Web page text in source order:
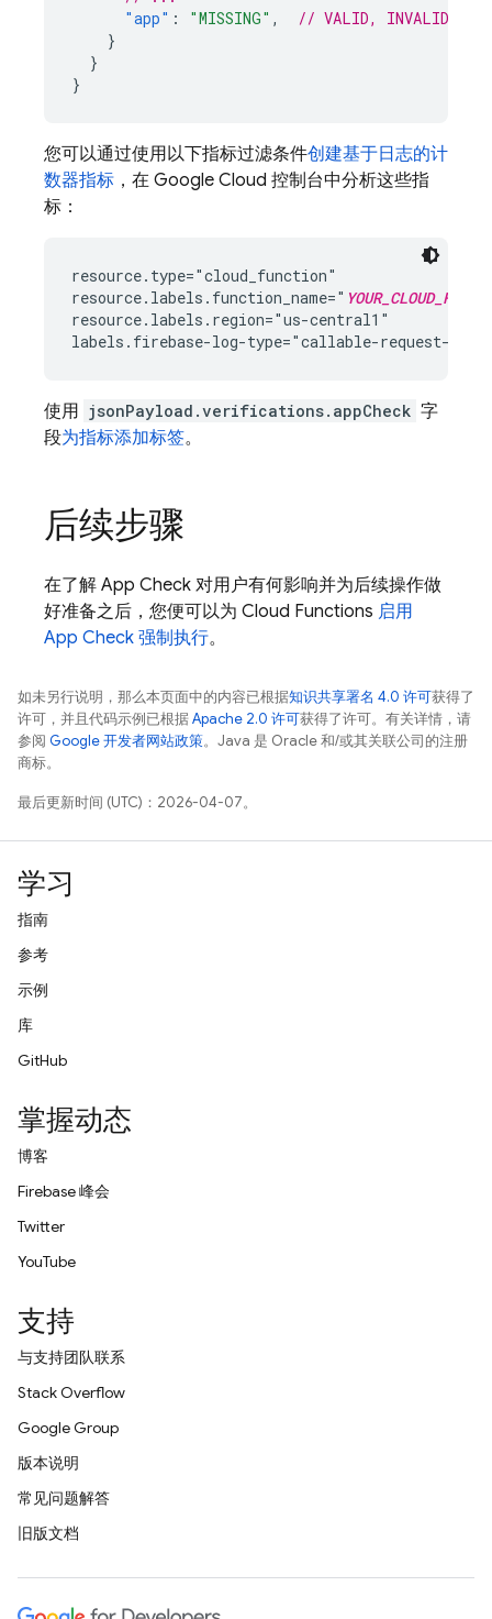
"app" : "MISSING" ,
// VALID, INVALID, or
}
}
}
您可以通过使用以下指标过滤条件创建基于日志的计
数器指标 ，在 Google Cloud 控制台中分析这些指
标：
resource.type="cloud_function"
resource.labels.function_name="
resource.labels.region="us-central1"
使用 jsonPayload.verifications.appCheck 字
段为指标添加标签。
后续步骤
在了解 App Check 对用户有何影响并为后续操作做
好准备之后，您便可以为 Cloud Functions 启用
App Check 强制执行。
如未另行说明，那么本页面中的内容已根据知识共享署名 4.0 许可获得了
许可，并且代码示例已根据Apache 2.0 许可获得了许可。有关详情，请
参阅 Google 开发者网站政策。Java 是 Oracle 和/或其关联公司的注册
商标。
最后更新时间 (UTC)：2026-04-07。
学习
指南
参考
示例
库
GitHub
掌握动态
博客
Firebase 峰会
Twitter
YouTube
支持
与支持团队联系
Stack Overflow
Google Group
版本说明
常见问题解答
旧版文档